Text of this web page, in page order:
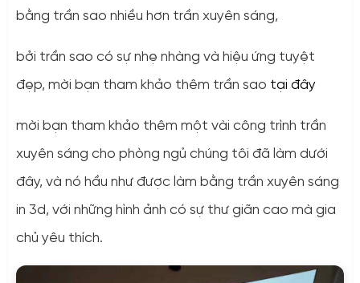
bằng trần sao nhiều hơn trần xuyên sáng,
bởi trần sao có sự nhẹ nhàng và hiệu ứng tuyệt
đẹp, mời bạn tham khảo thêm trần sao tại đây
mời bạn tham khảo thêm một vài công trình trần
xuyên sáng cho phòng ngủ chúng tôi đã làm dưới
đây, và nó hầu như được làm bằng trần xuyên sáng
in 3d, với những hình ảnh có sự thư giãn cao mà gia
chủ yêu thích.